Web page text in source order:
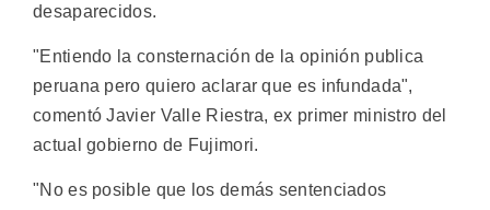
desaparecidos.
"Entiendo la consternación de la opinión publica
peruana pero quiero aclarar que es infundada",
comentó Javier Valle Riestra, ex primer ministro del
actual gobierno de Fujimori.
"No es posible que los demás sentenciados